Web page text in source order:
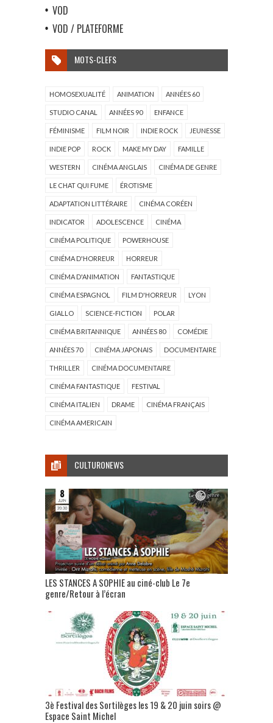
VOD
VOD / PLATEFORME
MOTS-CLEFS
HOMOSEXUALITÉ ANIMATION ANNÉES 60
STUDIO CANAL ANNÉES 90 ENFANCE
FÉMINISME FILM NOIR INDIE ROCK JEUNESSE
INDIE POP ROCK MAKE MY DAY FAMILLE
WESTERN CINÉMA ANGLAIS CINÉMA DE GENRE
LE CHAT QUI FUME ÉROTISME
ADAPTATION LITTÉRAIRE CINÉMA CORÉEN
INDICATOR ADOLESCENCE CINÉMA
CINÉMA POLITIQUE POWERHOUSE
CINÉMA D'HORREUR HORREUR
CINÉMA D'ANIMATION FANTASTIQUE
CINÉMA ESPAGNOL FILM D'HORREUR LYON
GIALLO SCIENCE-FICTION POLAR
CINÉMA BRITANNIQUE ANNÉES 80 COMÉDIE
ANNÉES 70 CINÉMA JAPONAIS DOCUMENTAIRE
THRILLER CINÉMA DOCUMENTAIRE
CINÉMA FANTASTIQUE FESTIVAL
CINÉMA ITALIEN DRAME CINÉMA FRANÇAIS
CINÉMA AMERICAIN
CULTURONEWS
LES STANCES A SOPHIE au ciné-club Le 7e
genre/Retour à l’écran
3è Festival des Sortilèges les 19 & 20 juin soirs @
Espace Saint Michel